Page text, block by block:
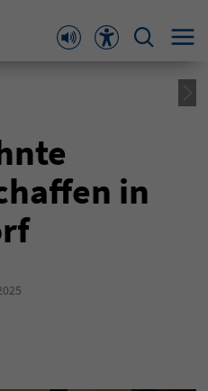
in